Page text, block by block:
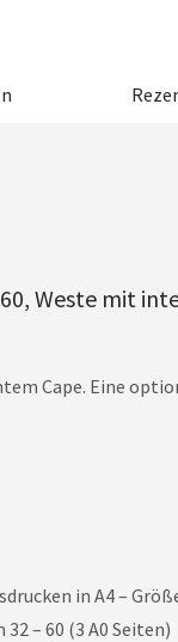
Weste mit
Cape. Eine
in A4 –
– 60 (3 A0 Seiten)